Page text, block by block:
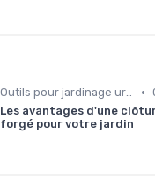
Outils pour jardinage urbain •
Les avantages d'une
forgé pour votre jardin